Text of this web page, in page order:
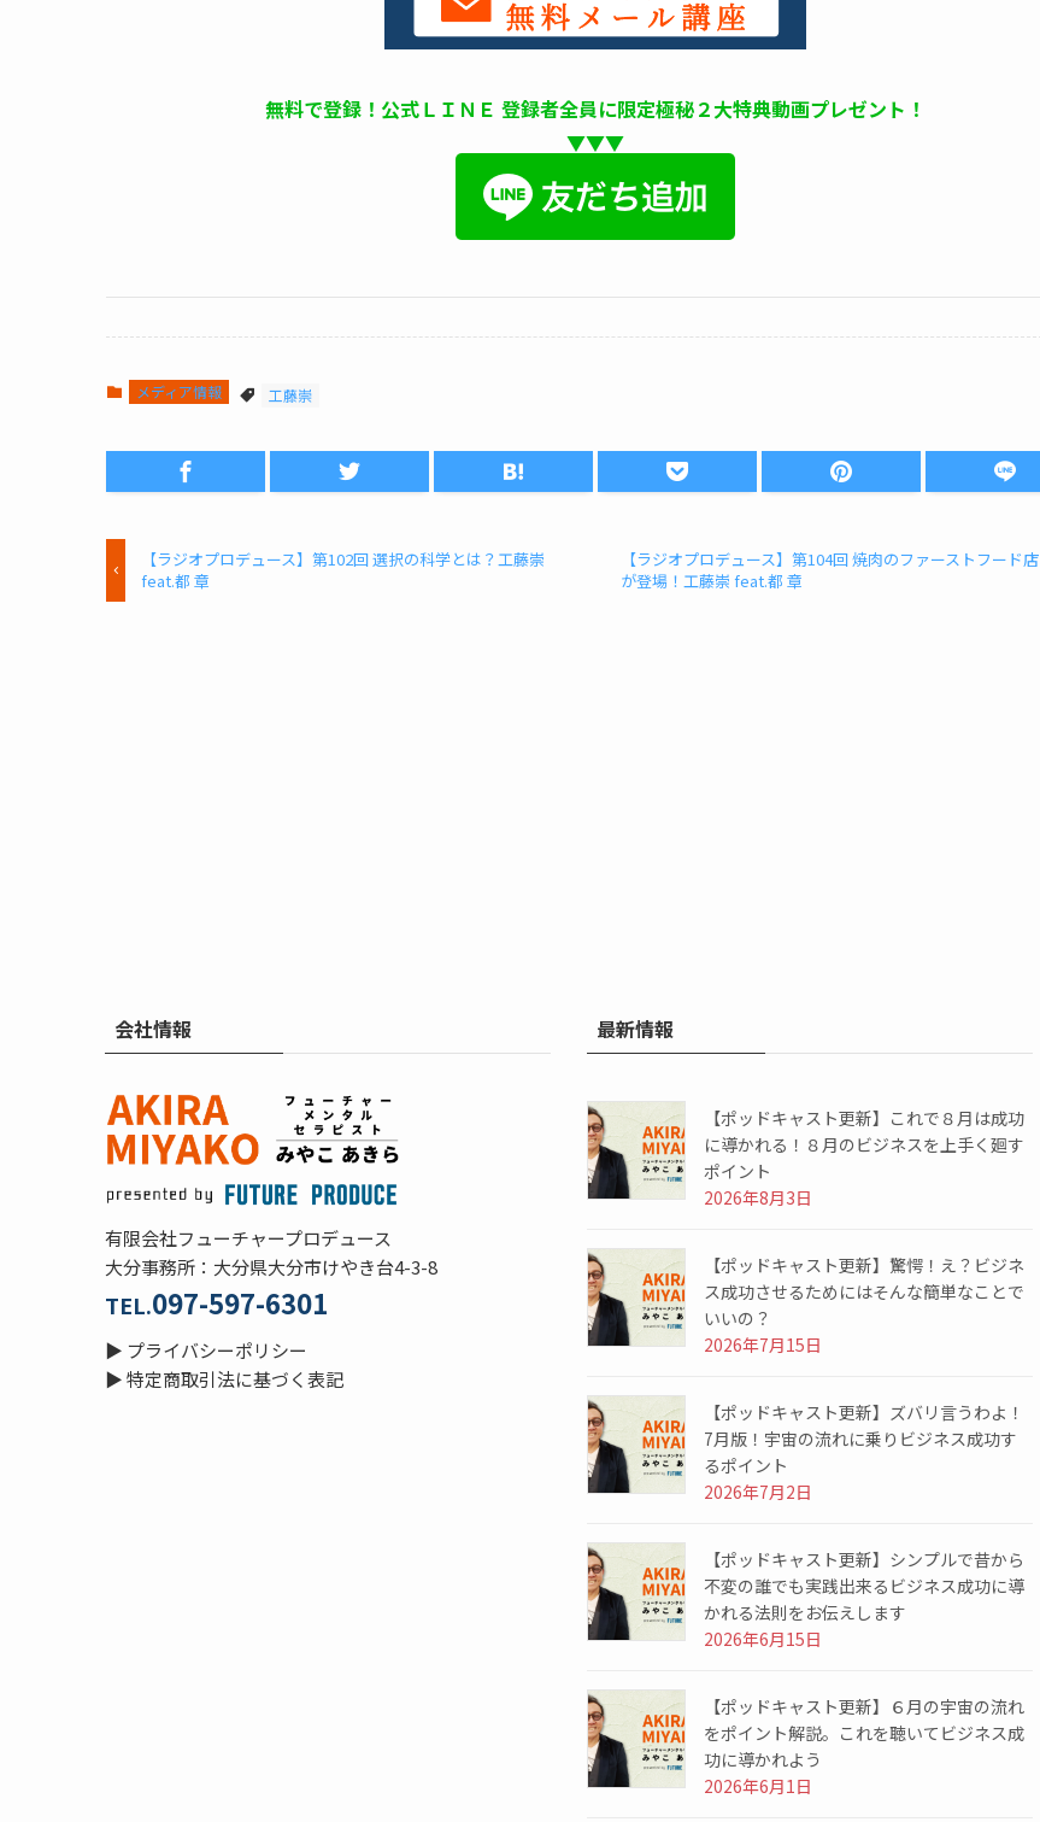
無料で登録！公式ＬＩＮＥ 登録者全員に限定極秘２大特典動画プレゼント！
▼▼▼
メディア情報 工藤崇
【ラジオプロデュース】第102回 選択の科学とは？工藤崇
feat.都 章
【ラジオプロデュース】第104回 焼肉のファーストフード店
が登場！工藤崇 feat.都 章
会社情報
有限会社フューチャープロデュース
大分事務所：大分県大分市けやき台4-3-8
TEL.097-597-6301
▶ プライバシーポリシー
▶特定商取引法に基づく表記
最新情報
【ポッドキャスト更新】これで８月は成功
に導かれる！８月のビジネスを上手く廻す
ポイント
2026年8月3日
【ポッドキャスト更新】驚愕！え？ビジネ
ス成功させるためにはそんな簡単なことで
いいの？
2026年7月15日
【ポッドキャスト更新】ズバリ言うわよ！
7月版！宇宙の流れに乗りビジネス成功す
るポイント
2026年7月2日
【ポッドキャスト更新】シンプルで昔から
不変の誰でも実践出来るビジネス成功に導
かれる法則をお伝えします
2026年6月15日
【ポッドキャスト更新】６月の宇宙の流れ
をポイント解説。これを聴いてビジネス成
功に導かれよう
2026年6月1日